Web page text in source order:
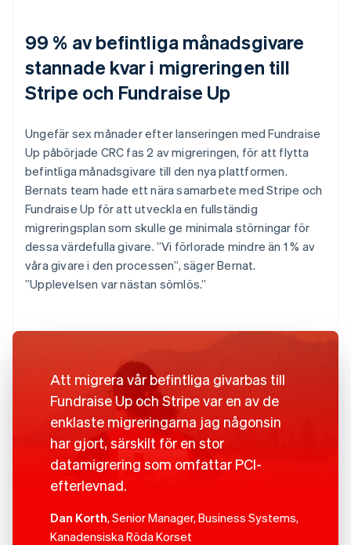
99 % av befintliga månadsgivare
stannade kvar i migreringen till
Stripe och Fundraise Up
Ungefär sex månader efter lanseringen med Fundraise
Up påbörjade CRC fas 2 av migreringen, för att flytta
befintliga månadsgivare till den nya plattformen.
Bernats team hade ett nära samarbete med Stripe och
Fundraise Up för att utveckla en fullständig
migreringsplan som skulle ge minimala störningar för
dessa värdefulla givare. ”Vi förlorade mindre än 1 % av
våra givare i den processen”, säger Bernat.
”Upplevelsen var nästan sömlös.”
Att migrera vår befintliga givarbas till
Fundraise Up och Stripe var en av de
enklaste migreringarna jag någonsin
har gjort, särskilt för en stor
datamigrering som omfattar PCI-
efterlevnad.
Dan Korth, Senior Manager, Business Systems,
Kanadensiska Röda Korset